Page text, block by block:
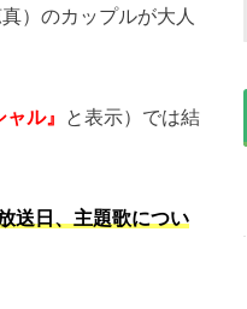
）のカップルが大人
ル』
と表示）では結
送日、主題歌につい